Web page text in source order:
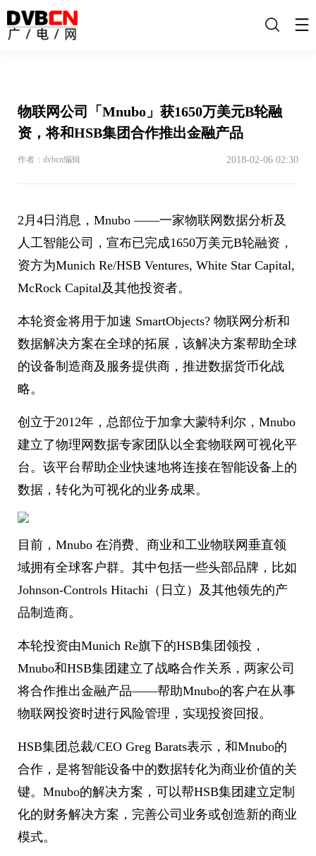
搜
物联网公司「Mnubo」获1650万美元B轮融
资，将和HSB集团合作推出金融产品
作者：dvbcn编辑 2018-02-06 02:30
2月4日消息，Mnubo ——一家物联网数据分析及
人工智能公司，宣布已完成1650万美元B轮融资，
资方为Munich Re/HSB Ventures, White Star Capital,
McRock Capital及其他投资者。
本轮资金将用于加速 SmartObjects? 物联网分析和
数据解决方案在全球的拓展，该解决方案帮助全球
的设备制造商及服务提供商，推进数据货币化战
略。
创立于2012年，总部位于加拿大蒙特利尔，Mnubo
建立了物理网数据专家团队以全套物联网可视化平
台。该平台帮助企业快速地将连接在智能设备上的
数据，转化为可视化的业务成果。
目前，Mnubo 在消费、商业和工业物联网垂直领
域拥有全球客户群。其中包括一些头部品牌，比如
Johnson-Controls Hitachi（日立）及其他领先的产
品制造商。
本轮投资由Munich Re旗下的HSB集团领投，
Mnubo和HSB集团建立了战略合作关系，两家公司
将合作推出金融产品——帮助Mnubo的客户在从事
物联网投资时进行风险管理，实现投资回报。
HSB集团总裁/CEO Greg Barats表示，和Mnubo的
合作，是将智能设备中的数据转化为商业价值的关
键。Mnubo的解决方案，可以帮HSB集团建立定制
化的财务解决方案，完善公司业务或创造新的商业
模式。